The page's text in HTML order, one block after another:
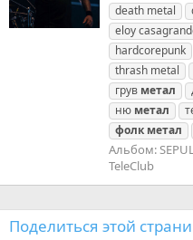
death metal
eloy
hardcorepunk
thrash metal
грув метал
ню метал
фолк метал
Альбом:
TeleClub
Поделиться этой